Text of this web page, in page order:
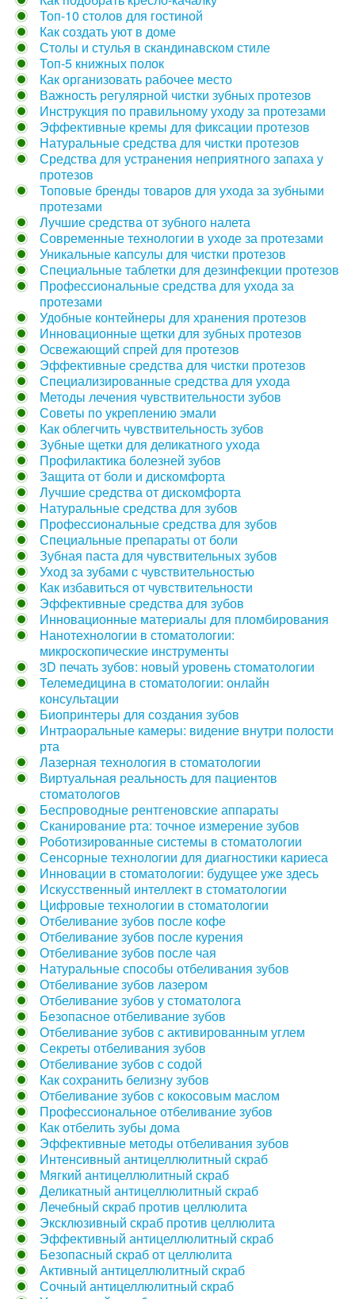
Топ-10 столов для гостиной
Как создать уют в доме
Столы и стулья в скандинавском стиле
Топ-5 книжных полок
Как организовать рабочее место
Важность регулярной чистки зубных протезов
Инструкция по правильному уходу за протезами
Эффективные кремы для фиксации протезов
Натуральные средства для чистки протезов
Средства для устранения неприятного запаха у
протезов
Топовые бренды товаров для ухода за зубными
протезами
Лучшие средства от зубного налета
Современные технологии в уходе за протезами
Уникальные капсулы для чистки протезов
Специальные таблетки для дезинфекции протезов
Профессиональные средства для ухода за
протезами
Удобные контейнеры для хранения протезов
Инновационные щетки для зубных протезов
Освежающий спрей для протезов
Эффективные средства для чистки протезов
Специализированные средства для ухода
Методы лечения чувствительности зубов
Советы по укреплению эмали
Как облегчить чувствительность зубов
Зубные щетки для деликатного ухода
Профилактика болезней зубов
Защита от боли и дискомфорта
Лучшие средства от дискомфорта
Натуральные средства для зубов
Профессиональные средства для зубов
Специальные препараты от боли
Зубная паста для чувствительных зубов
Уход за зубами с чувствительностью
Как избавиться от чувствительности
Эффективные средства для зубов
Инновационные материалы для пломбирования
Нанотехнологии в стоматологии:
микроскопические инструменты
3D печать зубов: новый уровень стоматологии
Телемедицина в стоматологии: онлайн
консультации
Биопринтеры для создания зубов
Интраоральные камеры: видение внутри полости
рта
Лазерная технология в стоматологии
Виртуальная реальность для пациентов
стоматологов
Беспроводные рентгеновские аппараты
Сканирование рта: точное измерение зубов
Роботизированные системы в стоматологии
Сенсорные технологии для диагностики кариеса
Инновации в стоматологии: будущее уже здесь
Искусственный интеллект в стоматологии
Цифровые технологии в стоматологии
Отбеливание зубов после кофе
Отбеливание зубов после курения
Отбеливание зубов после чая
Натуральные способы отбеливания зубов
Отбеливание зубов лазером
Отбеливание зубов у стоматолога
Безопасное отбеливание зубов
Отбеливание зубов с активированным углем
Секреты отбеливания зубов
Отбеливание зубов с содой
Как сохранить белизну зубов
Отбеливание зубов с кокосовым маслом
Профессиональное отбеливание зубов
Как отбелить зубы дома
Эффективные методы отбеливания зубов
Интенсивный антицеллюлитный скраб
Мягкий антицеллюлитный скраб
Деликатный антицеллюлитный скраб
Лечебный скраб против целлюлита
Эксклюзивный скраб против целлюлита
Эффективный антицеллюлитный скраб
Безопасный скраб от целлюлита
Активный антицеллюлитный скраб
Сочный антицеллюлитный скраб